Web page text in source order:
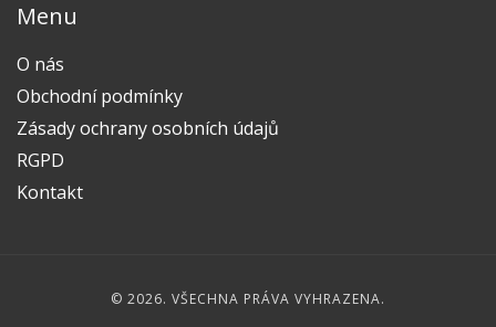
Menu
O nás
Obchodní podmínky
Zásady ochrany osobních údajů
RGPD
Kontakt
© 2026. VŠECHNA PRÁVA VYHRAZENA.